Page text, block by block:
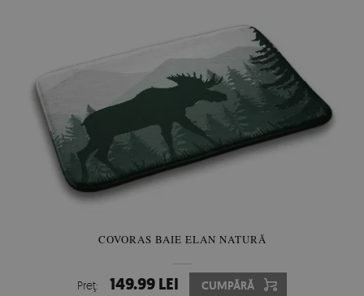
COVORAS BAIE ELAN NATURĂ
Preţ: 149.99 LEI CUMPĂRĂ